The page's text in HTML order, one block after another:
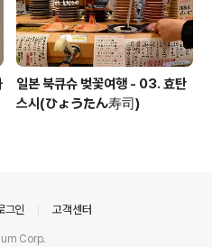
일본 북큐슈 벚꽃여행 - 03. 효탄
스시(ひょうたん寿司)
그인 고객센터
Corp.